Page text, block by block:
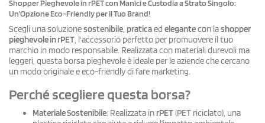
Shopper Pieghevole in rPET con Manici e Custodia a Strato Singolo:
Un'Opzione Eco-Friendly per il Tuo Brand!
Scegli una soluzionesostenibile, praticaed elegantecon lashopper
pieghevole in rPET, l'accessorio perfetto per promuovere il tuo
marchio in modo responsabile. Realizzata con materiali durevoli ma
leggeri, questa borsa pieghevole è ideale per le aziende che cercano
un modo originale e eco-friendly di fare marketing.
Perché scegliere questa borsa?
Materiale Sostenibile: Realizzata in rPET(PET riciclato), una